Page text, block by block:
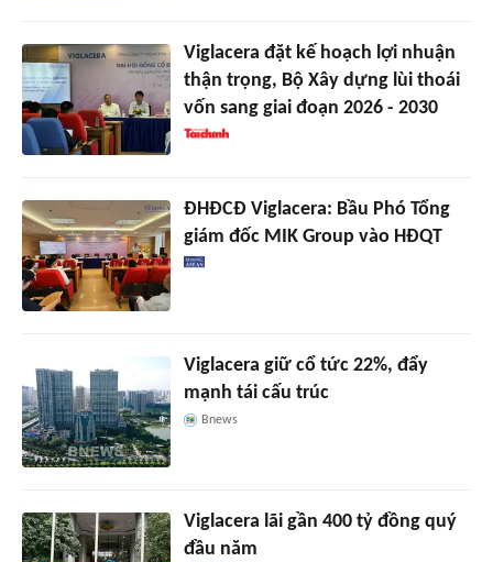
Viglacera đặt kế hoạch lợi nhuận
thận trọng, Bộ Xây dựng lùi thoái
vốn sang giai đoạn 2026 - 2030
ĐHĐCĐ Viglacera: Bầu Phó Tổng
giám đốc MIK Group vào HĐQT
Viglacera giữ cổ tức 22%, đẩy
mạnh tái cấu trúc
Bnews
Viglacera lãi gần 400 tỷ đồng quý
đầu năm